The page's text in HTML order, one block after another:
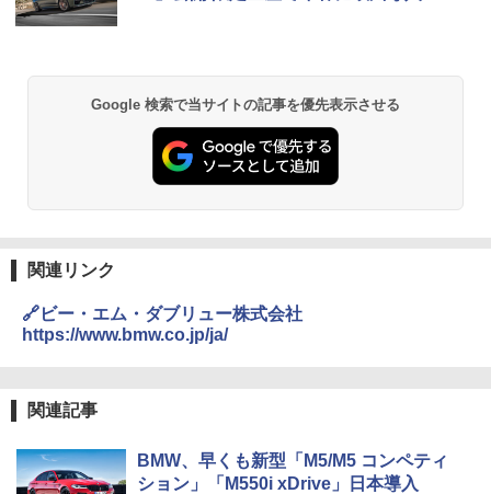
Google 検索で当サイトの記事を優先表示させる
関連リンク
🔗ビー・エム・ダブリュー株式会社
https://www.bmw.co.jp/ja/
関連記事
BMW、早くも新型「M5/M5 コンペティ
ション」「M550i xDrive」日本導入